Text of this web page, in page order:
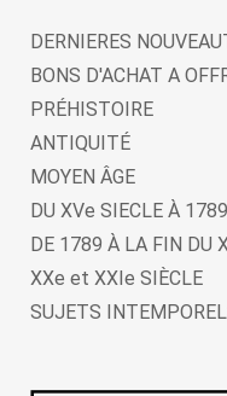
DERNIERES
BONS D'ACHAT A
PRÉHISTOIRE
ANTIQUITÉ
MOYEN ÂGE
DU XVe SIECLE À 1789
DE 1789 À LA FIN DU
XXe et XXIe SIÈCLE
SUJETS